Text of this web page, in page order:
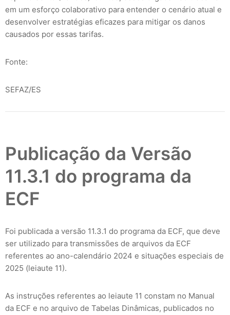
em um esforço colaborativo para entender o cenário atual e
desenvolver estratégias eficazes para mitigar os danos
causados por essas tarifas.
Fonte:
SEFAZ/ES
Publicação da Versão
11.3.1 do programa da
ECF
Foi publicada a versão 11.3.1 do programa da ECF, que deve
ser utilizado para transmissões de arquivos da ECF
referentes ao ano-calendário 2024 e situações especiais de
2025 (leiaute 11).
As instruções referentes ao leiaute 11 constam no Manual
da ECF e no arquivo de Tabelas Dinâmicas, publicados no